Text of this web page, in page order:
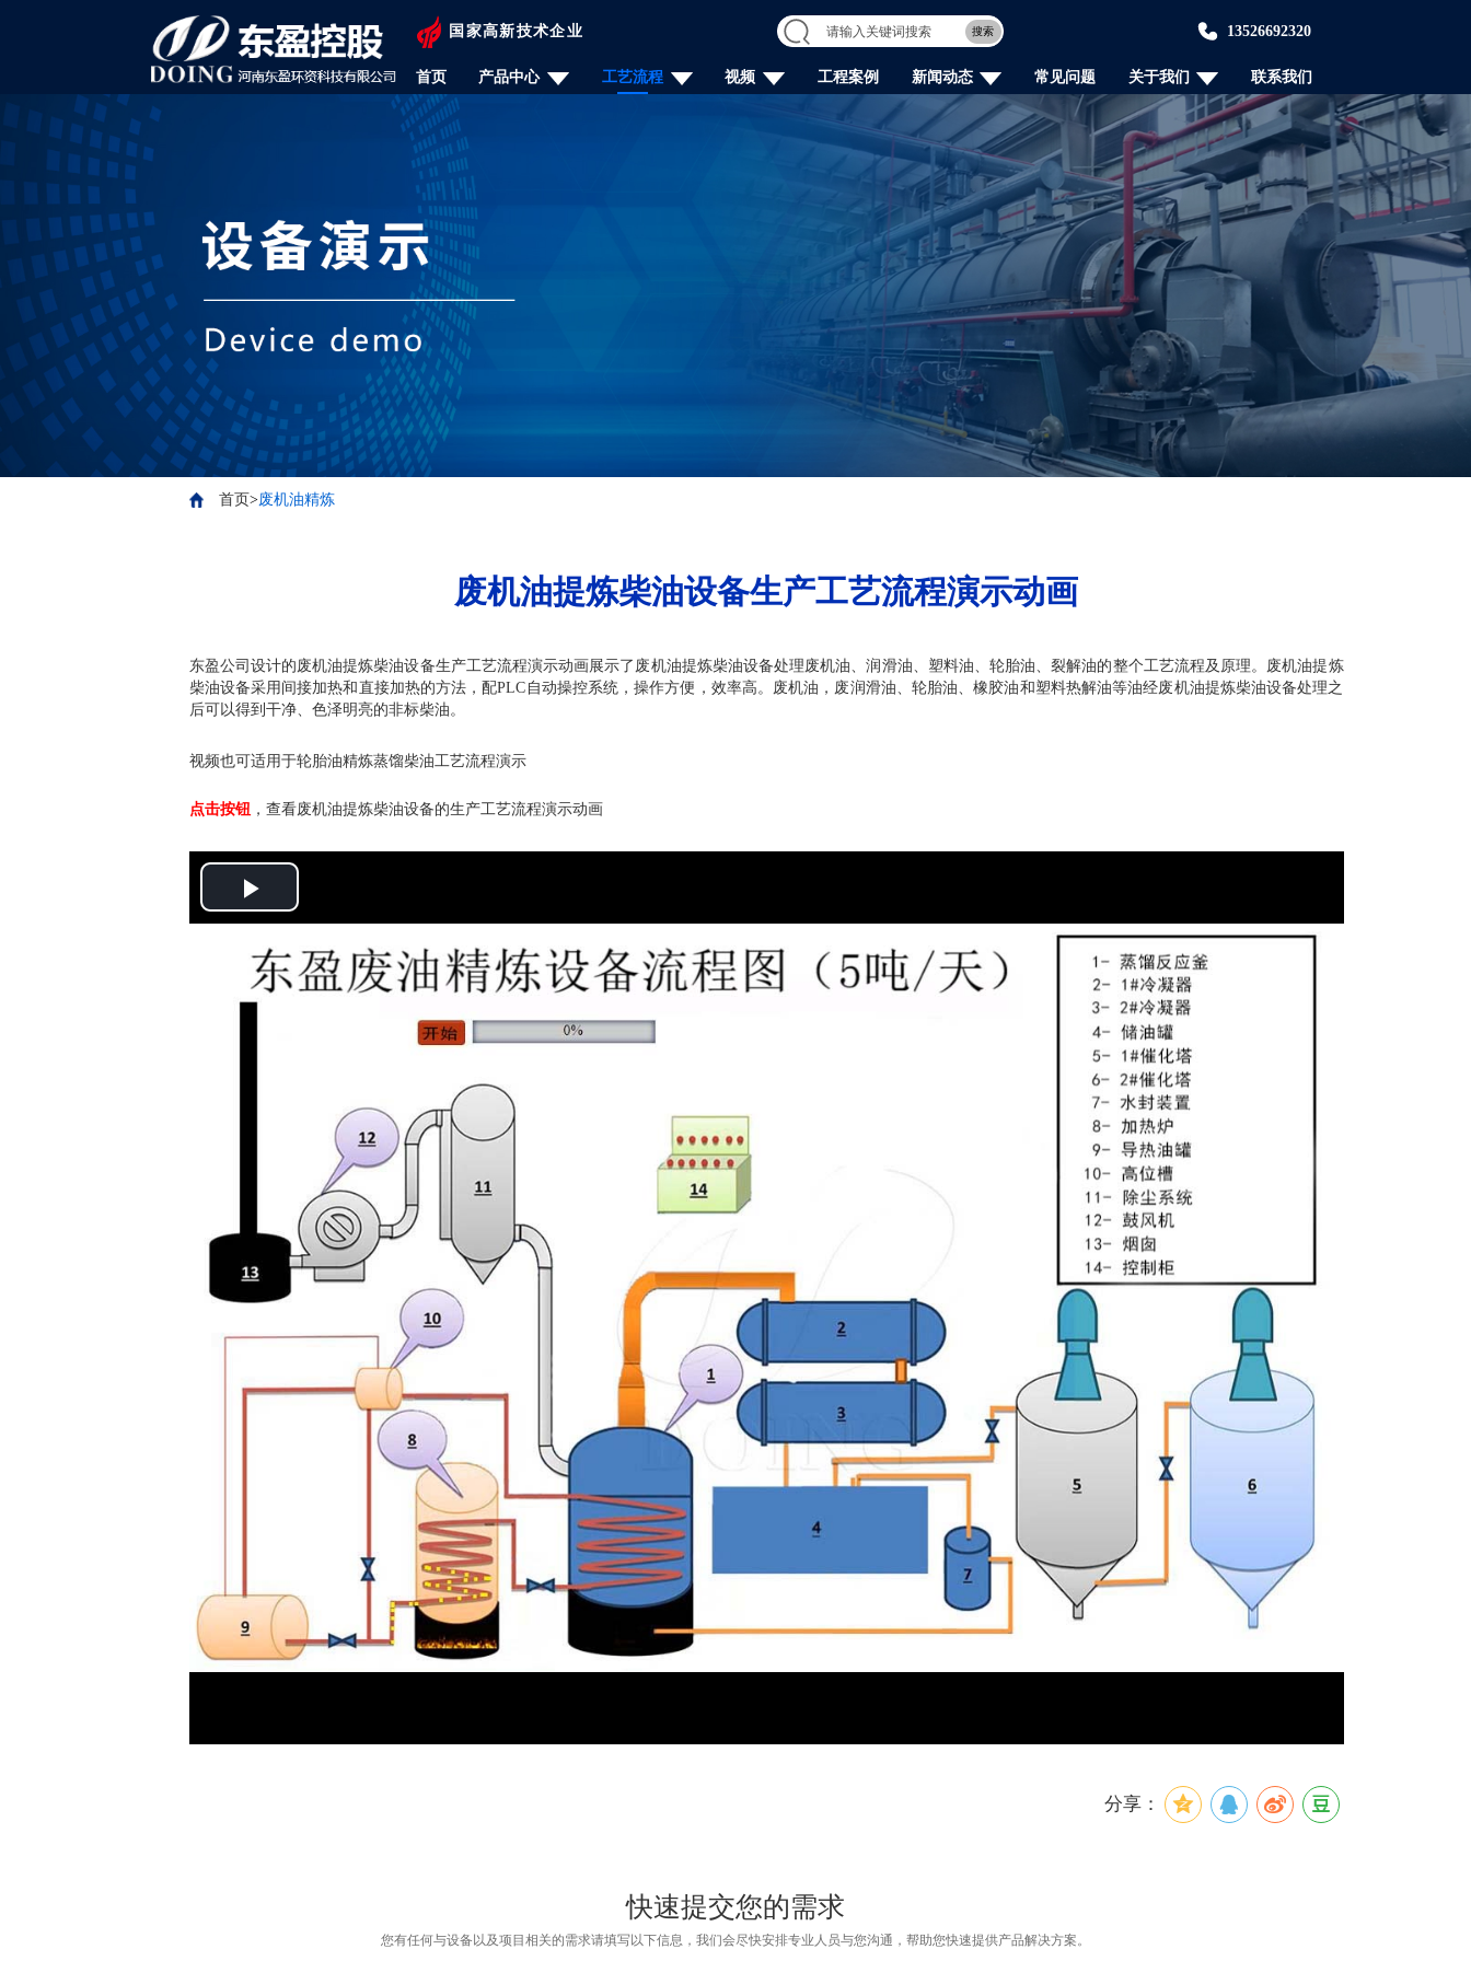
国家高新技术企业 搜索 13526692320
首页 产品中心 工艺流程 视频 工程案例 新闻动态 常见问题 关于我们 联系我们
首页>废机油精炼
废机油提炼柴油设备生产工艺流程演示动画
东盈公司设计的废机油提炼柴油设备生产工艺流程演示动画展示了废机油提炼柴油设备处理废机油、润滑油、塑料油、轮胎油、裂解油的整个工艺流程及原理。废机油提炼
柴油设备采用间接加热和直接加热的方法，配PLC自动操控系统，操作方便，效率高。废机油，废润滑油、轮胎油、橡胶油和塑料热解油等油经废机油提炼柴油设备处理之
后可以得到干净、色泽明亮的非标柴油。
视频也可适用于轮胎油精炼蒸馏柴油工艺流程演示
点击按钮 ，查看废机油提炼柴油设备的生产工艺流程演示动画
Play
Video
分享：
快速提交您的需求
您有任何与设备以及项目相关的需求请填写以下信息，我们会尽快安排专业人员与您沟通，帮助您快速提供产品解决方案。